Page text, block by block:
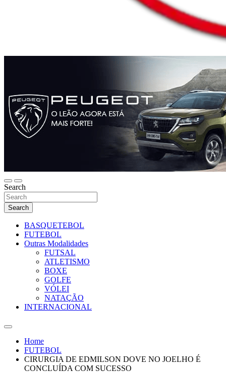
Search
Search
BASQUETEBOL
FUTEBOL
Outras Modalidades
FUTSAL
ATLETISMO
BOXE
GOLFE
VÓLEI
NATAÇÃO
INTERNACIONAL
Home
FUTEBOL
CIRURGIA DE EDMILSON DOVE NO JOELHO É
CONCLUÍDA COM SUCESSO